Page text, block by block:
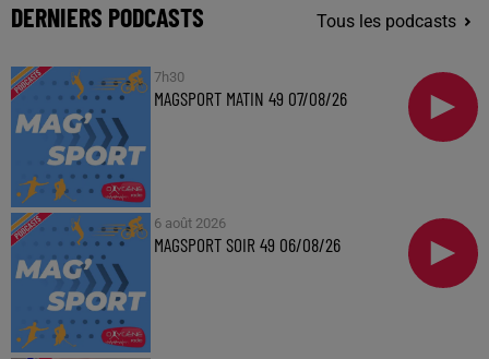
DERNIERS PODCASTS Tous les podcasts
7h30
MAGSPORT MATIN 49 07/08/26
6 août 2026
MAGSPORT SOIR 49 06/08/26